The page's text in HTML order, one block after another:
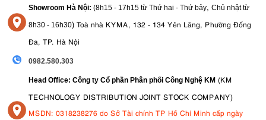
Showroom Hà Nội: (8h15 - 17h15 từ Thứ hai - Thứ bảy, Chủ nhật từ
8h30 - 16h30) Toà nhà KYMA, 132 - 134 Yên Lãng, Phường Đống
Đa, TP. Hà Nội
0982.580.303
Head Office: Công ty Cổ phần Phân phối Công Nghệ KM (KM
TECHNOLOGY DISTRIBUTION JOINT STOCK COMPANY)
MSDN: 0318238276 do Sở Tài chính TP Hồ Chí Minh cấp ngày